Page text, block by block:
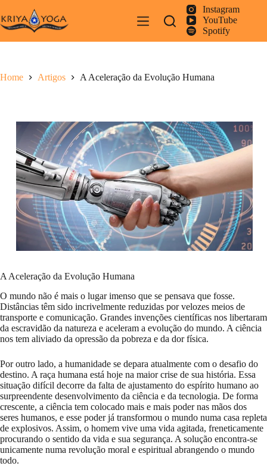
para
o
Instagram
YouTube
Spotify
Home Artigos A Aceleração da Evolução Humana
A Aceleração da Evolução Humana
O mundo não é mais o lugar imenso que se pensava que fosse.
Distâncias têm sido incrivelmente reduzidas por velozes meios de
transporte e comunicação. Grandes invenções científicas nos libertaram
da escravidão da natureza e aceleram a evolução do mundo. A ciência
nos tem aliviado da opressão da pobreza e da dor física.
Por outro lado, a humanidade se depara atualmente com o desafio do
destino. A raça humana está hoje na maior crise de sua história. Essa
situação difícil decorre da falta de ajustamento do espírito humano ao
surpreendente desenvolvimento da ciência e da tecnologia. De forma
crescente, a ciência tem colocado mais e mais poder nas mãos dos
seres humanos, e esse poder já transformou o mundo numa casa repleta
de explosivos. Assim, o homem vive uma vida agitada, freneticamente
procurando o sentido da vida e sua segurança. A solução encontra-se
unicamente numa revolução moral e espiritual abrangendo o mundo
todo.